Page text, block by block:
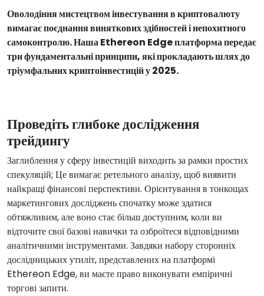
Оволодіння мистецтвом інвестування в криптовалюту
вимагає поєднання виняткових здібностей і непохитного
самоконтролю. Наша Ethereon Edge платформа передає
три фундаментальні принципи, які прокладають шлях до
тріумфальних криптоінвестицій у 2025.
Проведіть глибоке дослідження
трейдингу
Заглиблення у сферу інвестицій виходить за рамки простих
спекуляцій; Це вимагає ретельного аналізу, щоб виявити
найкращі фінансові перспективи. Орієнтування в тонкощах
маркетингових досліджень спочатку може здатися
обтяжливим, але воно стає більш доступним, коли ви
відточите свої базові навички та озброїтеся відповідними
аналітичними інструментами. Завдяки набору сторонніх
дослідницьких утиліт, представлених на платформі
Ethereon Edge, ви маєте право виконувати емпіричні
торгові запити.